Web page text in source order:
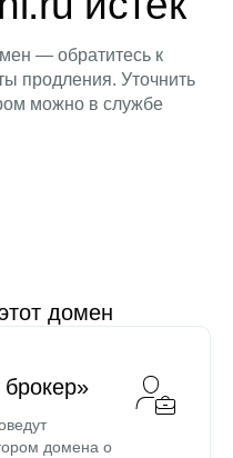
— обратитесь к
продления. Уточнить
можно в службе
домен
домена о